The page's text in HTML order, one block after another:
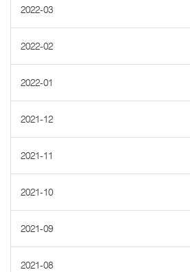
2022-03
2022-02
2022-01
2021-12
2021-11
2021-10
2021-09
2021-08